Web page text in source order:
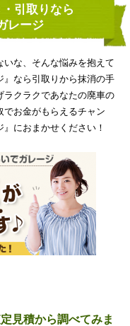
引取りなら
レージ
な、そんな悩みを抱えて
』なら引取りから抹消の手
ラクラクであなたの廃車の
お金がもらえるチャン
におまかせください！
見積から調べてみま